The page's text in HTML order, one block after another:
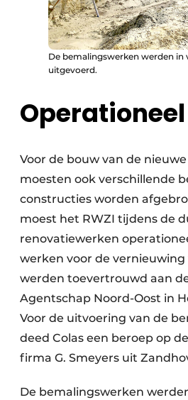
De bemalingswerken werden in
uitgevoerd.
Voor de bouw van de
moesten ook verschillende
constructies worden
moest het RWZI tijdens de
renovatiewerken
werken voor de vernieuwing
werden toevertrouwd aan
Agentschap Noord-Oost in
Voor de uitvoering van de
deed Colas een beroep op
firma G. Smeyers uit
De bemalingswerken